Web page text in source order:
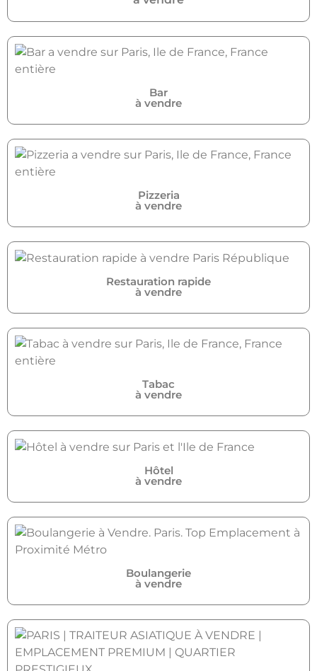
Bar
à vendre
Pizzeria
à vendre
Restauration rapide
à vendre
Tabac
à vendre
Hôtel
à vendre
Boulangerie
à vendre